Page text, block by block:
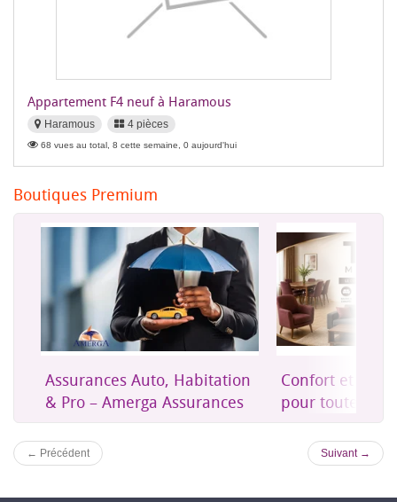
Appartement F4 neuf à Haramous
Haramous 4 pièces
68 vues au total, 8 cette semaine, 0 aujourd'hui
Boutiques Premium
Confort et mobilier moderne
pour toute la maison
Une
accessible à
← Précédent Suivant →